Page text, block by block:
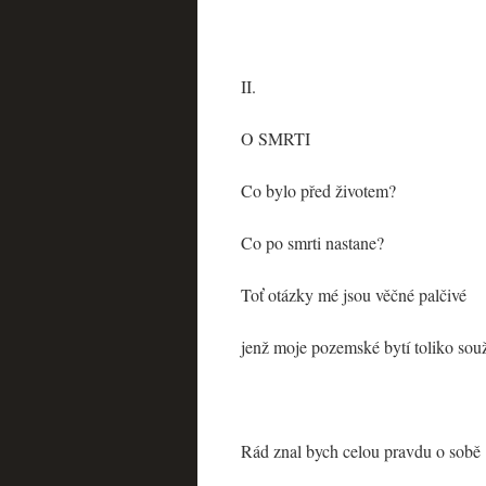
II.
O SMRTI
Co bylo před životem?
Co po smrti nastane?
Toť otázky mé jsou věčné palčivé
jenž moje pozemské bytí toliko
Rád znal bych celou pravdu o sobě